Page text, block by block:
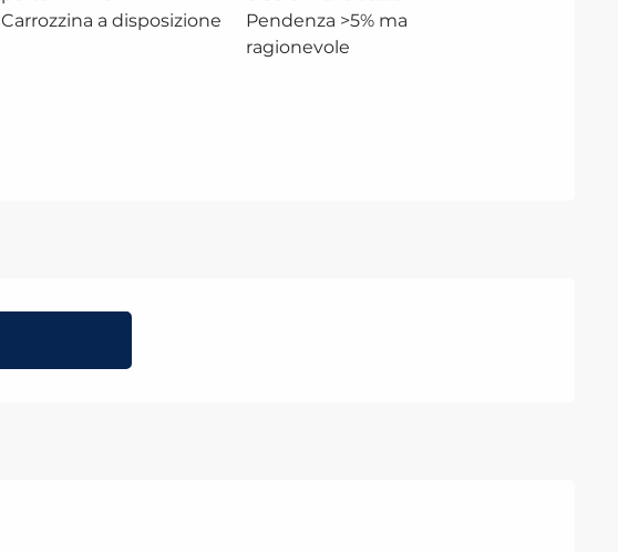
Carrozzina a disposizione
Pendenza >5% ma
ragionevole